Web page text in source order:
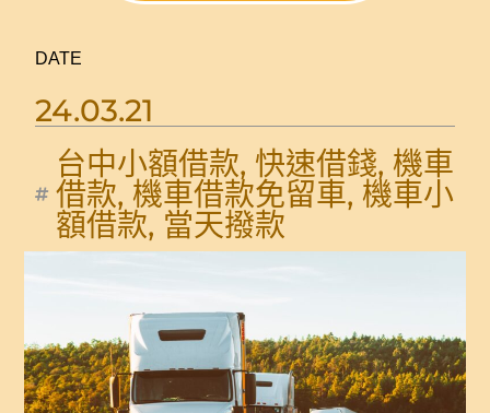
DATE
24.03.21
台中小額借款, 快速借錢, 機車
借款, 機車借款免留車, 機車小
額借款, 當天撥款